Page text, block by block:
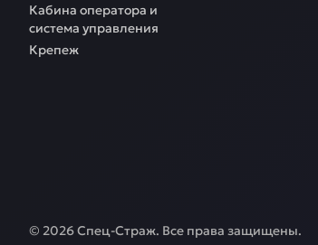
Кабина оператора и
система управления
Крепеж
© 2026Спец-Страж. Все права защищены.